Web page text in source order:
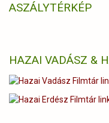
ASZÁLYTÉRKÉP
HAZAI VADÁSZ &